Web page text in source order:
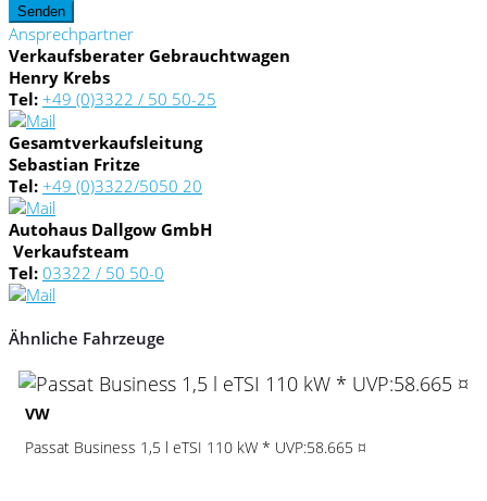
Senden
Ansprechpartner
Verkaufsberater Gebrauchtwagen
Henry Krebs
Tel: +49 (0)3322 / 50 50-25
Gesamtverkaufsleitung
Sebastian Fritze
Tel: +49 (0)3322/5050 20
Autohaus Dallgow GmbH
Verkaufsteam
Tel: 03322 / 50 50-0
Ähnliche Fahrzeuge
VW
Passat Business 1,5 l eTSI 110 kW * UVP:58.665 ¤